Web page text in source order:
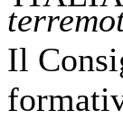
Il